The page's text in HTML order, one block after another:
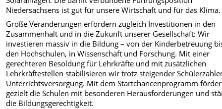
Niedersachsens ist gut für unsere Wirtschaft und für das Klima.
Große Veränderungen erfordern zugleich Investitionen in den
Zusammenhalt und in die Zukunft unserer Gesellschaft: Wir
investieren massiv in die Bildung – von der Kinderbetreuung
den Hochschulen, in Wissenschaft und Forschung. Mit einer
gerechteren Besoldung für Lehrkräfte und mit zusätzlichen
Lehrkräftestellen stabilisieren wir trotz steigender
Unterrichtsversorgung. Mit dem Startchancenprogramm
gezielt die Schulen mit besonderen Herausforderungen und
die Bildungsgerechtigkeit.